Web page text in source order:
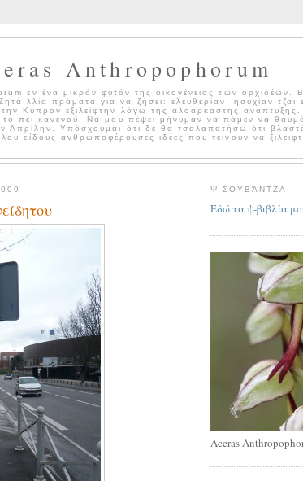
Anthropophorum
εν ένα μικρόν φυτόν της οικογένειας των ορχιδέων.
λλία πράματα για να ζήσει: ελευθερίαν, ησυχίαν τζαι
Κύπρον εξιλείφτην λόγω της αλοάρκαστης
πει κανενού. Να μου πέψει μήνυμαν να πάμεν να
Απρίλην. Υπόσχουμαι ότι δε θα τσαλαπατήσω ότι
είδους ανθρωποφέρουσες ιδέες που τείνουν να
Ψ-ΣΟΥΒΆΝΤΖΑ
Εδώ τα ψ-βιβλία
Aceras